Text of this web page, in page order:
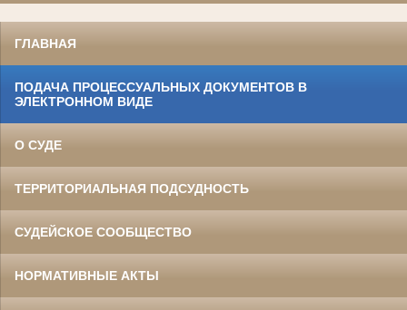
ГЛАВНАЯ
ПОДАЧА ПРОЦЕССУАЛЬНЫХ ДОКУМЕНТОВ В
ЭЛЕКТРОННОМ ВИДЕ
О СУДЕ
ТЕРРИТОРИАЛЬНАЯ ПОДСУДНОСТЬ
СУДЕЙСКОЕ СООБЩЕСТВО
НОРМАТИВНЫЕ АКТЫ